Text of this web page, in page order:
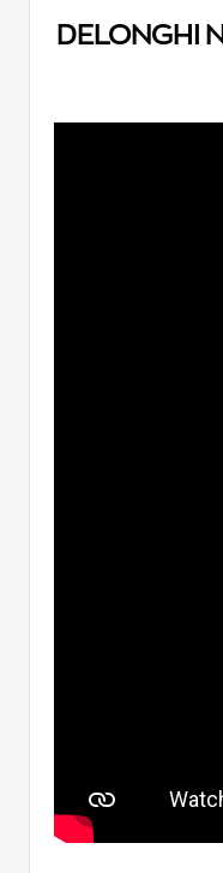
DELONGHI